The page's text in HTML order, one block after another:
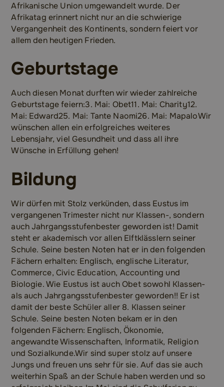
Afrikanische Union umgewandelt wurde. Der
Afrikatag erinnert nicht nur an die schwierige
Vergangenheit des Kontinents, sondern feiert vor
allem den heutigen Frieden.
Geburtstage
Auch diesen Monat durften wir wieder zahlreiche
Geburtstage feiern:3. Mai: Obet11. Mai: Charity12.
Mai: Edward25. Mai: Tante Naomi26. Mai: MapaloWir
wünschen allen ein erfolgreiches weiteres
Lebensjahr, viel Gesundheit und dass all ihre
Wünsche in Erfüllung gehen!
Bildung
Wir dürfen mit Stolz verkünden, dass Eustus im
vergangenen Trimester nicht nur Klassen-, sondern
auch Jahrgangsstufenbester geworden ist! Damit
steht er akademisch vor allen Elftklässlern seiner
Schule. Seine besten Noten hat er in den folgenden
Fächern erhalten: Englisch, englische Literatur,
Commerce, Civic Education, Accounting und
Biologie. Wie Eustus ist auch Obet sowohl Klassen-
als auch Jahrgangsstufenbester geworden!! Er ist
damit der beste Schüler aller 8. Klassen seiner
Schule. Seine besten Noten bekam er in den
folgenden Fächern: Englisch, Ökonomie,
angewandte Wissenschaften, Informatik, Religion
und Sozialkunde.Wir sind super stolz auf unsere
Jungs und freuen uns sehr für sie. Auf das sie auch
weiterhin Spaß an der Schule haben werden und so